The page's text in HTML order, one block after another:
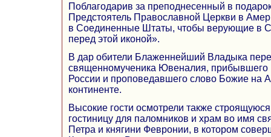
Поблагодарив за преподнесенный в
Предстоятель Православной Церкви в
в Соединенные Штаты, чтобы верующие в
перед этой иконой».
В дар обители Блаженнейший Владыка
священномученика Ювеналия, прибывшего
России и проповедавшего слово Божие на
континенте.
Высокие гости осмотрели также
гостиницу для паломников и храм во имя
Петра и княгини Февронии, в котором